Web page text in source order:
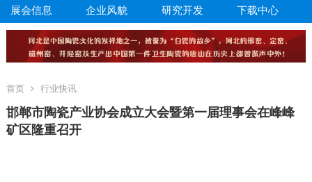
展会信息
企业风貌 研究开发 下载中心
首页 行业快讯
邯郸市陶瓷产业协会成立大会暨第一届理事会在峰峰
矿区隆重召开